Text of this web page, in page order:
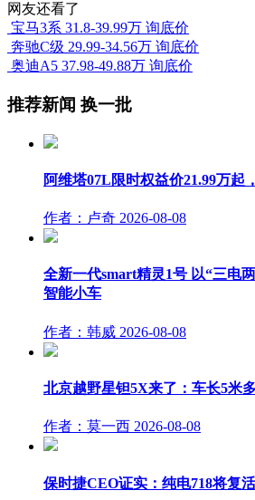
网友还看了
宝马3系 31.8-39.99万 询底价
奔驰C级 29.99-34.56万 询底价
奥迪A5 37.98-49.88万 询底价
推荐新闻 换一批
阿维塔07L限时权益价21.99万起
作者：卢奇 2026-08-08
全新一代smart精灵1号 以“三电
智能小车
作者：韩威 2026-08-08
北京越野星钽5X来了：车长5米
作者：莫一西 2026-08-08
保时捷CEO证实：纯电718将复